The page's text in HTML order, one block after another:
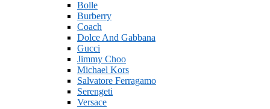
Bolle
Burberry
Coach
Dolce And Gabbana
Gucci
Jimmy Choo
Michael Kors
Salvatore Ferragamo
Serengeti
Versace